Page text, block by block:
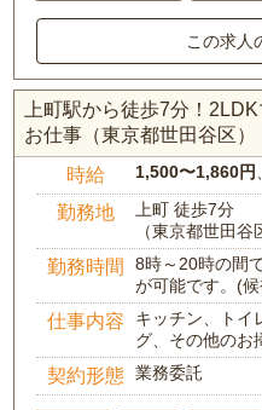
この求人
上町駅から徒歩7分！
お仕事（東京都世田谷区）
時給 1,500〜1,860円
勤務地
上町 徒歩7分
（東京都世田谷
勤務時間
8時～20時の間
が可能です。(
仕事内容
キッチン、トイ
グ、その他のお
契約形態 業務委託